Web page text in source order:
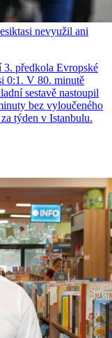
nevyužil ani
předkola Evropské
0:1. V 80. minutě
sestavě nastoupil
bez vyloučeného
týden v Istanbulu.